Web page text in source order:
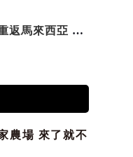
F1睽違九年重返馬來西亞 三大國際賽事打造10月運動旅遊熱潮 賽車、自行車、路跑同週登場
農場 來了就不